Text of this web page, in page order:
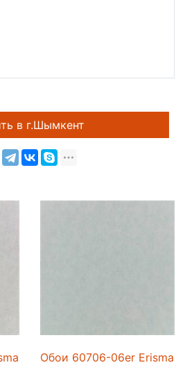
в г.Шымкент
rus
Обои 60706-06er